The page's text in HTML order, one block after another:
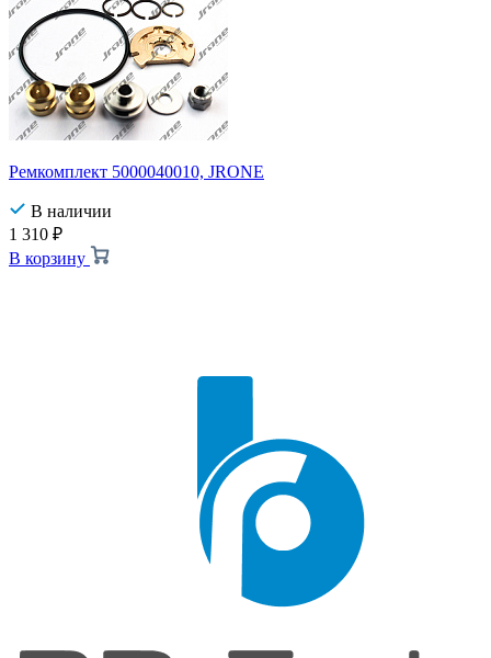
Ремкомплект 5000040010, JRONE
В наличии
1 310 ₽
В корзину